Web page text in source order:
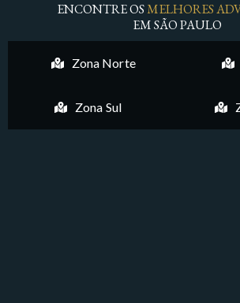
ENCONTRE OSMELHORES
EM SÃO PAULO
Zona Norte
Zona Sul